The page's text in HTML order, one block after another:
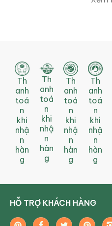
Th
anh
toá
n
khi
nhậ
n
hàn
g
Th
anh
toá
n
khi
nhậ
n
hàn
g
Th
anh
toá
n
khi
nhậ
n
hàn
g
Th
anh
toá
n
khi
nhậ
n
hàn
g
HỖ TRỢ KHÁCH HÀNG